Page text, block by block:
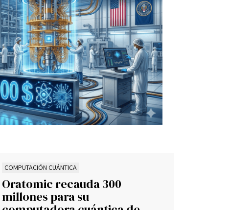
COMPUTACIÓN CUÁNTICA
Oratomic recauda 300
millones para su